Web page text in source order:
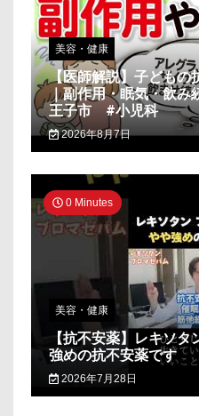
美容・健康
【医師解説】子どもの
｜副作用・眠気・飲
王子市 #小児科
2026年8月7日
0 Minutes
美容・健康
【抗不安薬】レキソ
強めの抗不安薬です
2026年7月28日